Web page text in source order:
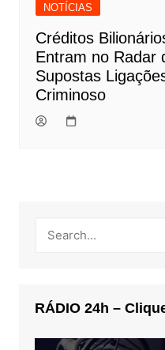
NOTÍCIAS
Créditos
Entram no Radar
Supostas
Criminoso
RÁDIO 24h –